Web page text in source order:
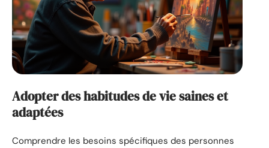
Adopter des habitudes de vie saines et
adaptées
Comprendre les besoins spécifiques des personnes